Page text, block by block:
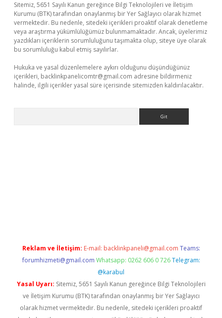
Sitemiz, 5651 Sayılı Kanun gereğince Bilgi Teknolojileri ve İletişim
Kurumu (BTK) tarafından onaylanmış bir Yer Sağlayıcı olarak hizmet
vermektedir. Bu nedenle, sitedeki içerikleri proaktif olarak denetleme
veya araştırma yükümlülüğümüz bulunmamaktadır. Ancak, üyelerimiz
yazdıkları içeriklerin sorumluluğunu taşımakta olup, siteye üye olarak
bu sorumluluğu kabul etmiş sayılırlar.
Hukuka ve yasal düzenlemelere aykırı olduğunu düşündüğünüz
içerikleri, backlinkpanelicomtr@gmail.com adresine bildirmeniz
halinde, ilgili içerikler yasal süre içerisinde sitemizden kaldırılacaktır.
Reklam ve İletişim: E-mail: backlinkpaneli@gmail.com Teams:
forumhizmeti@gmail.com Whatsapp: 0262 606 0 726 Telegram:
@karabul
Yasal Uyarı: Sitemiz, 5651 Sayılı Kanun gereğince Bilgi Teknolojileri
ve İletişim Kurumu (BTK) tarafından onaylanmış bir Yer Sağlayıcı
olarak hizmet vermektedir. Bu nedenle, sitedeki içerikleri proaktif